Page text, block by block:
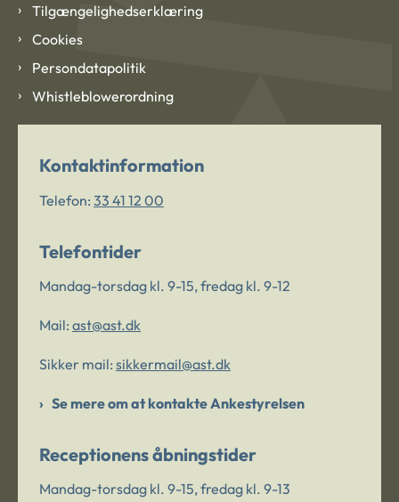
Tilgængelighedserklæring
Cookies
Persondatapolitik
Whistleblowerordning
Kontaktinformation
Telefon: 33 41 12 00
Telefontider
Mandag-torsdag kl. 9-15, fredag kl. 9-12
Mail: ast@ast.dk
Sikker mail: sikkermail@ast.dk
Se mere om at kontakte Ankestyrelsen
Receptionens åbningstider
Mandag-torsdag kl. 9-15, fredag kl. 9-13